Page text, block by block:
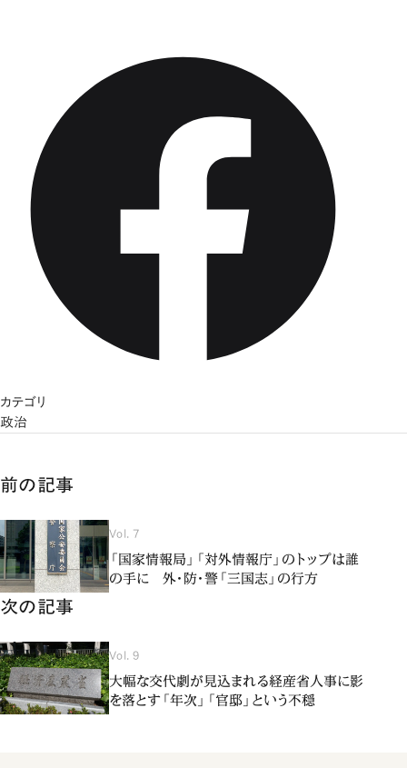
カテゴリ
政治
前の記事
Vol. 7
「国家情報局」「対外情報庁」のトップは誰
の手に 外・防・警「三国志」の行方
次の記事
Vol. 9
大幅な交代劇が見込まれる経産省人事に影
を落とす「年次」「官邸」という不穏